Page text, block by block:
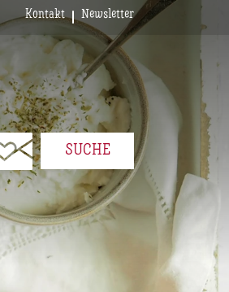
Kontakt Newsletter
SUCHE